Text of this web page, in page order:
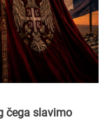
čega slavimo